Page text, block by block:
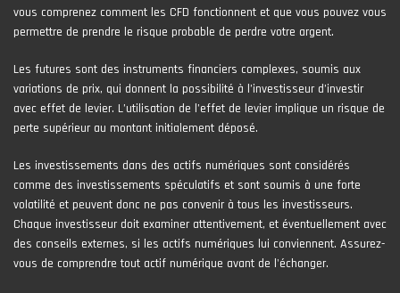
vous comprenez comment les CFD fonctionnent et que vous pouvez vous
permettre de prendre le risque probable de perdre votre argent.
Les futures sont des instruments financiers complexes, soumis aux
variations de prix, qui donnent la possibilité à l’investisseur d’investir
avec effet de levier. L’utilisation de l’effet de levier implique un risque de
perte supérieur au montant initialement déposé.
Les investissements dans des actifs numériques sont considérés
comme des investissements spéculatifs et sont soumis à une forte
volatilité et peuvent donc ne pas convenir à tous les investisseurs.
Chaque investisseur doit examiner attentivement, et éventuellement avec
des conseils externes, si les actifs numériques lui conviennent. Assurez-
vous de comprendre tout actif numérique avant de l'échanger.